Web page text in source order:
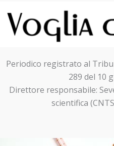
Periodico registrato al
289 del 10
Direttore responsabile:
scientifica